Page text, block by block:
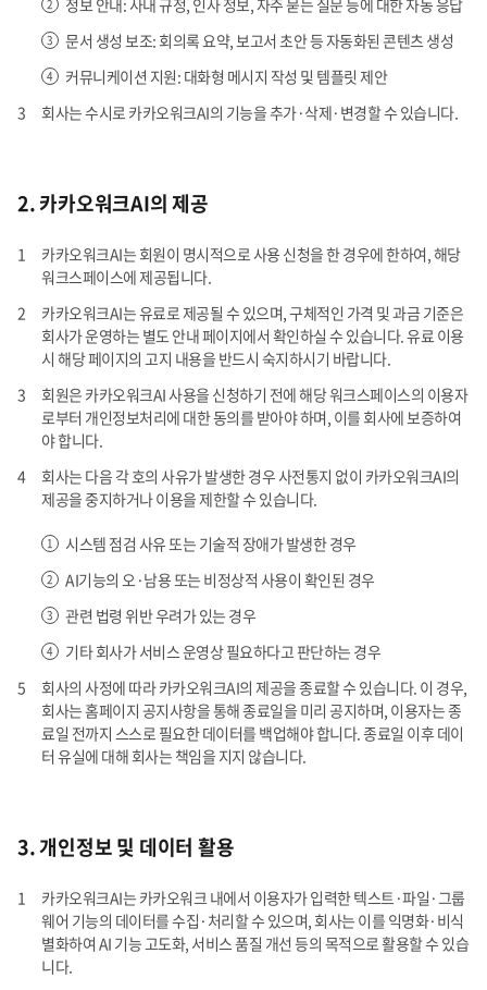
정보 안내: 사내 규정, 인사 정보, 자주 묻는 질문 등에 대한 자동 응답
문서 생성 보조: 회의록 요약, 보고서 초안 등 자동화된 콘텐츠 생성
커뮤니케이션 지원: 대화형 메시지 작성 및 템플릿 제안
회사는 수시로 카카오워크AI의 기능을 추가·삭제·변경할 수 있습니다.
2. 카카오워크AI의 제공
카카오워크AI는 회원이 명시적으로 사용 신청을 한 경우에 한하여, 해당
워크스페이스에 제공됩니다.
카카오워크AI는 유료로 제공될 수 있으며, 구체적인 가격 및 과금 기준은
회사가 운영하는 별도 안내 페이지에서 확인하실 수 있습니다. 유료 이용
시 해당 페이지의 고지 내용을 반드시 숙지하시기 바랍니다.
회원은 카카오워크AI 사용을 신청하기 전에 해당 워크스페이스의 이용자
로부터 개인정보처리에 대한 동의를 받아야 하며, 이를 회사에 보증하여
야 합니다.
회사는 다음 각 호의 사유가 발생한 경우 사전통지 없이 카카오워크AI의
제공을 중지하거나 이용을 제한할 수 있습니다.
시스템 점검 사유 또는 기술적 장애가 발생한 경우
AI기능의 오·남용 또는 비정상적 사용이 확인된 경우
관련 법령 위반 우려가 있는 경우
기타 회사가 서비스 운영상 필요하다고 판단하는 경우
회사의 사정에 따라 카카오워크AI의 제공을 종료할 수 있습니다. 이 경우,
회사는 홈페이지 공지사항을 통해 종료일을 미리 공지하며, 이용자는 종
료일 전까지 스스로 필요한 데이터를 백업해야 합니다. 종료일 이후 데이
터 유실에 대해 회사는 책임을 지지 않습니다.
3. 개인정보 및 데이터 활용
카카오워크AI는 카카오워크 내에서 이용자가 입력한 텍스트·파일·그룹
웨어 기능의 데이터를 수집·처리할 수 있으며, 회사는 이를 익명화·비식
별화하여 AI 기능 고도화, 서비스 품질 개선 등의 목적으로 활용할 수 있습
니다.